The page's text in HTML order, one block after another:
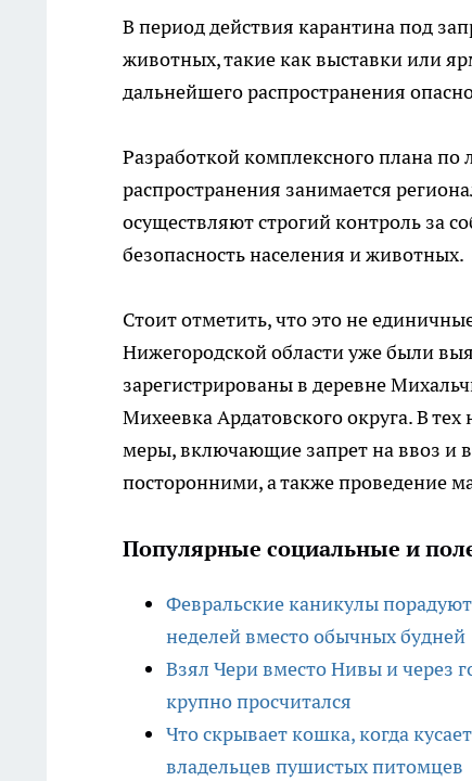
В период действия карантина под
животных, такие как выставки или
дальнейшего распространения
Разработкой комплексного плана
распространения занимается
осуществляют строгий контроль за
безопасность населения и животных.
Стоит отметить, что это не
Нижегородской области уже были
зарегистрированы в деревне
Михеевка Ардатовского округа. В
меры, включающие запрет на ввоз и
посторонними, а также проведение
Популярные социальные и
Февральские каникулы
неделей вместо обычных будней
Взял Чери вместо Нивы и через
крупно просчитался
Что скрывает кошка, когда
владельцев пушистых питомцев